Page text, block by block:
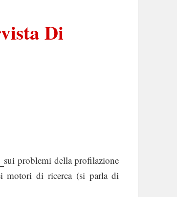
Di
sui problemi della profilazione
motori di ricerca (si parla di